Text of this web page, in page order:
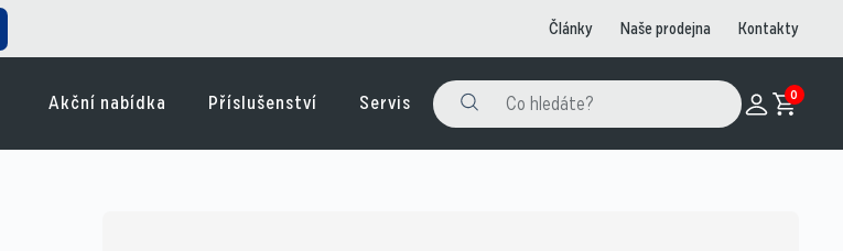
Články Naše prodejna Kontakty
Akční nabídka Příslušenství Servis 0